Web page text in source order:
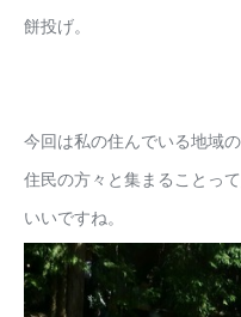
餅投げ。
今回は私の住んでいる地域
住民の方々と集まることって
いいですね。